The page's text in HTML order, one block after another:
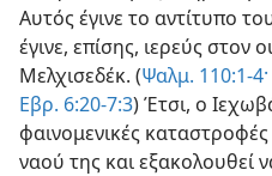
Αυτός έγινε το αντίτυπο
έγινε, επίσης, ιερεύς
Μελχισεδέκ. (Ψαλμ. 110:1-4·
Εβρ. 6:20-7:3) Έτσι, ο
φαινομενικές
ναού της και εξακολουθεί